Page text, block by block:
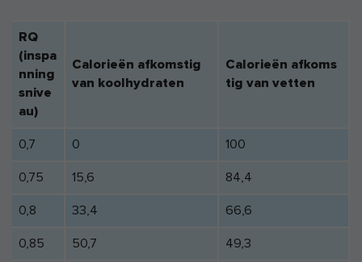
RQ
(inspa
nning
snive
au)
Calorieën afkomstig
van koolhydraten
Calorieën afkoms
tig van vetten
0,7 0 100
0,75 15,6 84,4
0,8 33,4 66,6
0,85 50,7 49,3